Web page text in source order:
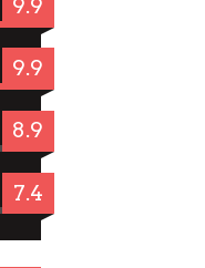
9.9
9.9
8.9
7.4